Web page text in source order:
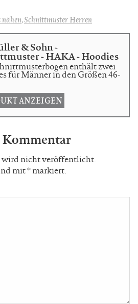
nähen,Schnittmuster Herren
& Sohn -
- HAKA - Hoodies
enthält zwei
für Männer in den Größen 46-
ANZEIGEN
Kommentar
wird nicht veröffentlicht.
mit*markiert.